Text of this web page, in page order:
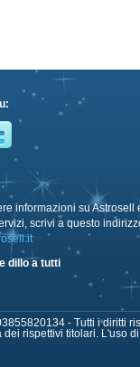
informazioni su Astrosell
scrivi a questo
dillo a tutti
- Tutti i diritti
rispettivi titolari. L'uso